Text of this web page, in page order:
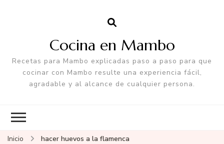
Cocina en Mambo
Recetas para Mambo explicadas paso a paso para que
cocinar con Mambo resulte una experiencia fácil,
agradable y al alcance de cualquier persona.
Inicio hacer huevos a la flamenca